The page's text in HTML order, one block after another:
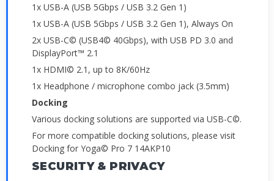
1x USB-A (USB 5Gbps / USB 3.2 Gen 1)
1x USB-A (USB 5Gbps / USB 3.2 Gen 1), Always On
2x USB-C© (USB4© 40Gbps), with USB PD 3.0 and
DisplayPort™ 2.1
1x HDMI© 2.1, up to 8K/60Hz
1x Headphone / microphone combo jack (3.5mm)
Docking
Various docking solutions are supported via USB-C©.
For more compatible docking solutions, please visit
Docking for Yoga© Pro 7 14AKP10
SECURITY & PRIVACY